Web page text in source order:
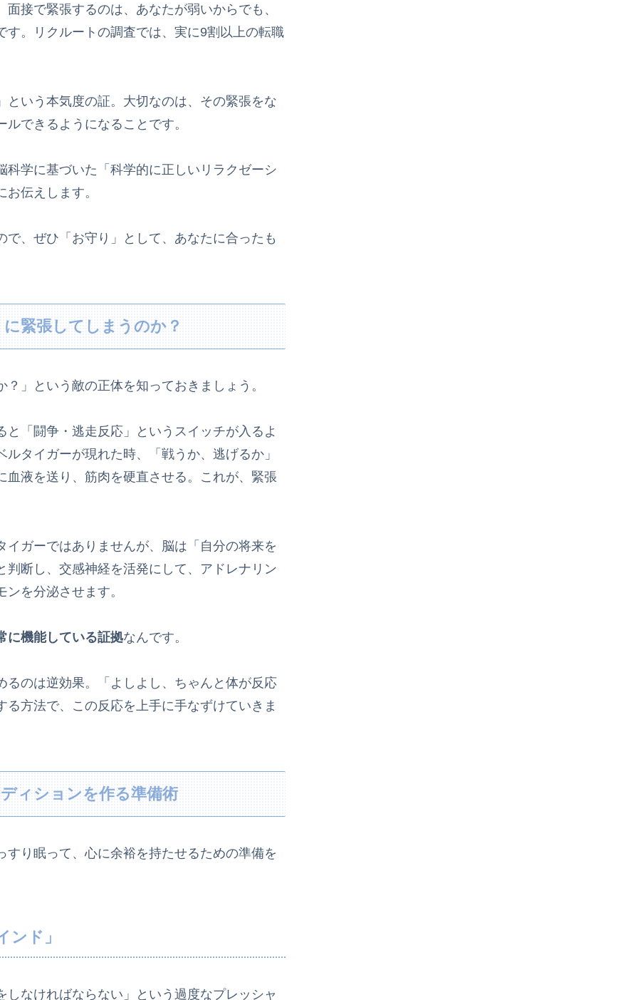
接で緊張するのは、あなたが弱いからでも、
。リクルートの調査では、実に9割以上の転職
いう本気度の証。大切なのは、その緊張をな
できるようになることです。
学に基づいた「科学的に正しいリラクゼーシ
伝えします。
、ぜひ「お守り」として、あなたに合ったも
緊張してしまうのか？
」という敵の正体を知っておきましょう。
「闘争・逃走反応」というスイッチが入るよ
タイガーが現れた時、「戦うか、逃げるか」
液を送り、筋肉を硬直させる。これが、緊張
ガーではありませんが、脳は「自分の将来を
断し、交感神経を活発にして、アドレナリン
を分泌させます。
に機能している証拠なんです。
のは逆効果。「よしよし、ちゃんと体が反応
方法で、この反応を上手に手なずけていきま
ィションを作る準備術
り眠って、心に余裕を持たせるための準備を
ド」
なければならない」という過度なプレッシャ